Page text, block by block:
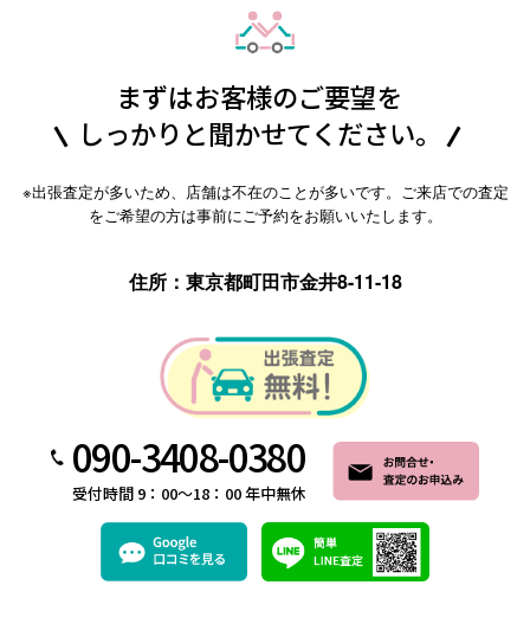
まずはお客様のご要望を
しっかりと聞かせてください。
※出張査定が多いため、店舗は不在のことが多いです。ご来店での査定
をご希望の方は事前にご予約をお願いいたします。
住所：東京都町田市金井8-11-18
090-3408-0380
受付時間 9：00～18：00 年中無休